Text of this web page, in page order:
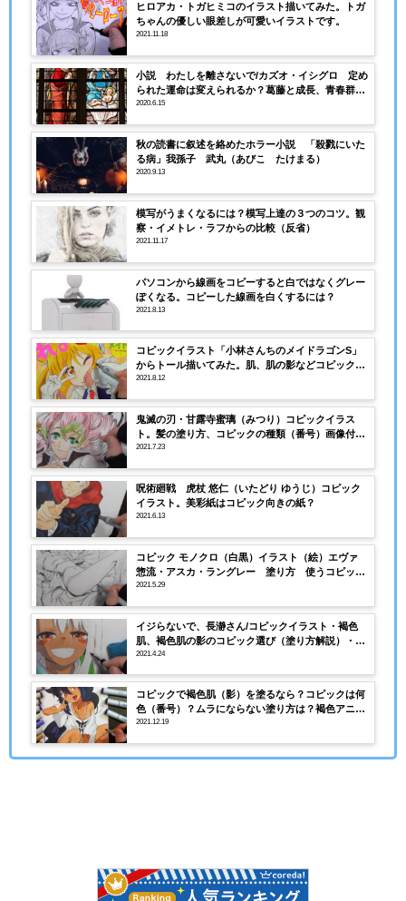
ヒロアカ・トガヒミコのイラスト描いてみた。トガ
ちゃんの優しい眼差しが可愛いイラストです。
2021.11.18
小説 わたしを離さないで/カズオ・イシグロ 定め
られた運命は変えられるか？葛藤と成長、青春群像
劇。
2020.6.15
秋の読書に叙述を絡めたホラー小説 「殺戮にいた
る病」我孫子 武丸（あびこ たけまる）
2020.9.13
模写がうまくなるには？模写上達の３つのコツ。観
察・イメトレ・ラフからの比較（反省）
2021.11.17
パソコンから線画をコピーすると白ではなくグレー
ぽくなる。コピーした線画を白くするには？
2021.8.13
コピックイラスト「小林さんちのメイドラゴンS」
からトール描いてみた。肌、肌の影などコピックの
塗り方、番号解説！
2021.8.12
鬼滅の刃・甘露寺蜜璃（みつり）コピックイラス
ト。髪の塗り方、コピックの種類（番号）画像付き
で解説。
2021.7.23
呪術廻戦 虎杖 悠仁（いたどり ゆうじ）コピック
イラスト。美彩紙はコピック向きの紙？
2021.6.13
コピック モノクロ（白黒）イラスト（絵）エヴァ
惣流・アスカ・ラングレー 塗り方 使うコピック
の番号（種類）
2021.5.29
イジらないで、長瀞さん/コピックイラスト・褐色
肌、褐色肌の影のコピック選び（塗り方解説）・塗
り絵用の線画あり
2021.4.24
コピックで褐色肌（影）を塗るなら？コピックは何
色（番号）？ムラにならない塗り方は？褐色アニメ
キャラ・ジャヒー様を描いてみた。
2021.12.19